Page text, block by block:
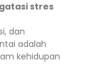
stres
dan
adalah
kehidupan